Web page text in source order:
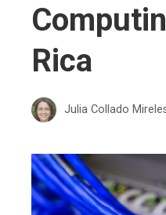
Rica
Julia Collado